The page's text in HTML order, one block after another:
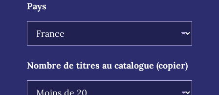
Pays
Nombre de titres au catalogue (copier)